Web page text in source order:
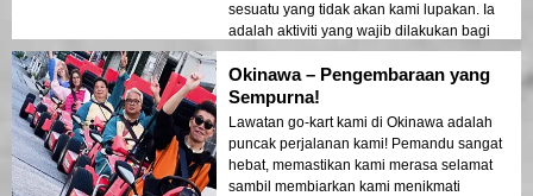
sesuatu yang tidak akan kami lupakan. Ia
adalah aktiviti yang wajib dilakukan bagi
sesiapa yang melawat Okinawa!
Okinawa – Pengembaraan yang
Sempurna!
Lawatan go-kart kami di Okinawa adalah
puncak perjalanan kami! Pemandu sangat
hebat, memastikan kami merasa selamat
sambil membiarkan kami menikmati